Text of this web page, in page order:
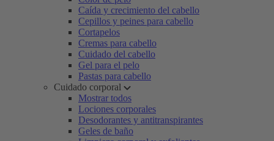
Caída y crecimiento del cabello
Cepillos y peines para cabello
Cortapelos
Cremas para cabello
Cuidado del cabello
Gel para el pelo
Pastas para cabello
Cuidado corporal
Mostrar todos
Lociones corporales
Desodorantes y antitranspirantes
Geles de baño